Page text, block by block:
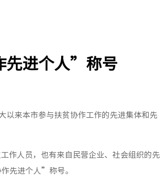
先进个人”称号
以来本市参与扶贫协作工作的先进集体和先
作人员，也有来自民营企业、社会组织的先
先进个人”称号。